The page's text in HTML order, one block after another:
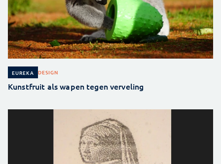
EUREKA DESIGN
Kunstfruit als wapen tegen verveling